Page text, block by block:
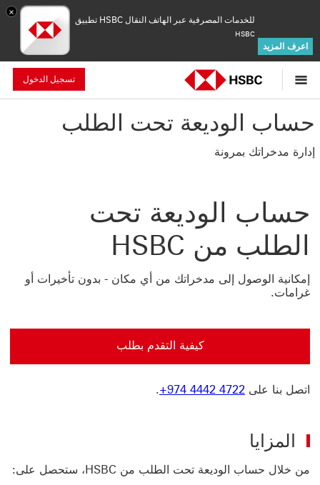
×
للخدمات المصرفية عبر الهاتف النقال HSBC تطبيق
HSBC
اعرف المزيد
تسجيل الدخول
حساب الوديعة تحت الطلب
إدارة مدخراتك بمرونة
حساب الوديعة تحت
الطلب من HSBC
إمكانية الوصول إلى مدخراتك من أي مكان - بدون تأخيرات أو
غرامات.
كيفية التقدم بطلب
كيفية التقدم بطلب حساب الوديعة تحت الطلب من HSBC
اتصل بنا على +974 4442 4722
.
المزايا
من خلال حساب الوديعة تحت الطلب من HSBC، ستحصل على: